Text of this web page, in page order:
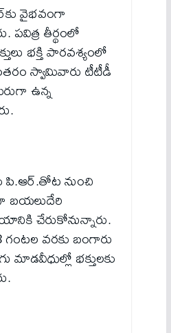
వైభవంగా
పవిత్ర తీర్థంలో
భక్తి పారవశ్యంలో
స్వామివారు టీటీడీ
ఉన్న
పి.ఆర్‌.తోట నుంచి
బయలుదేరి
చేరుకోనున్నారు.
గంటల వరకు బంగారు
మాడవీధుల్లో భక్తులకు